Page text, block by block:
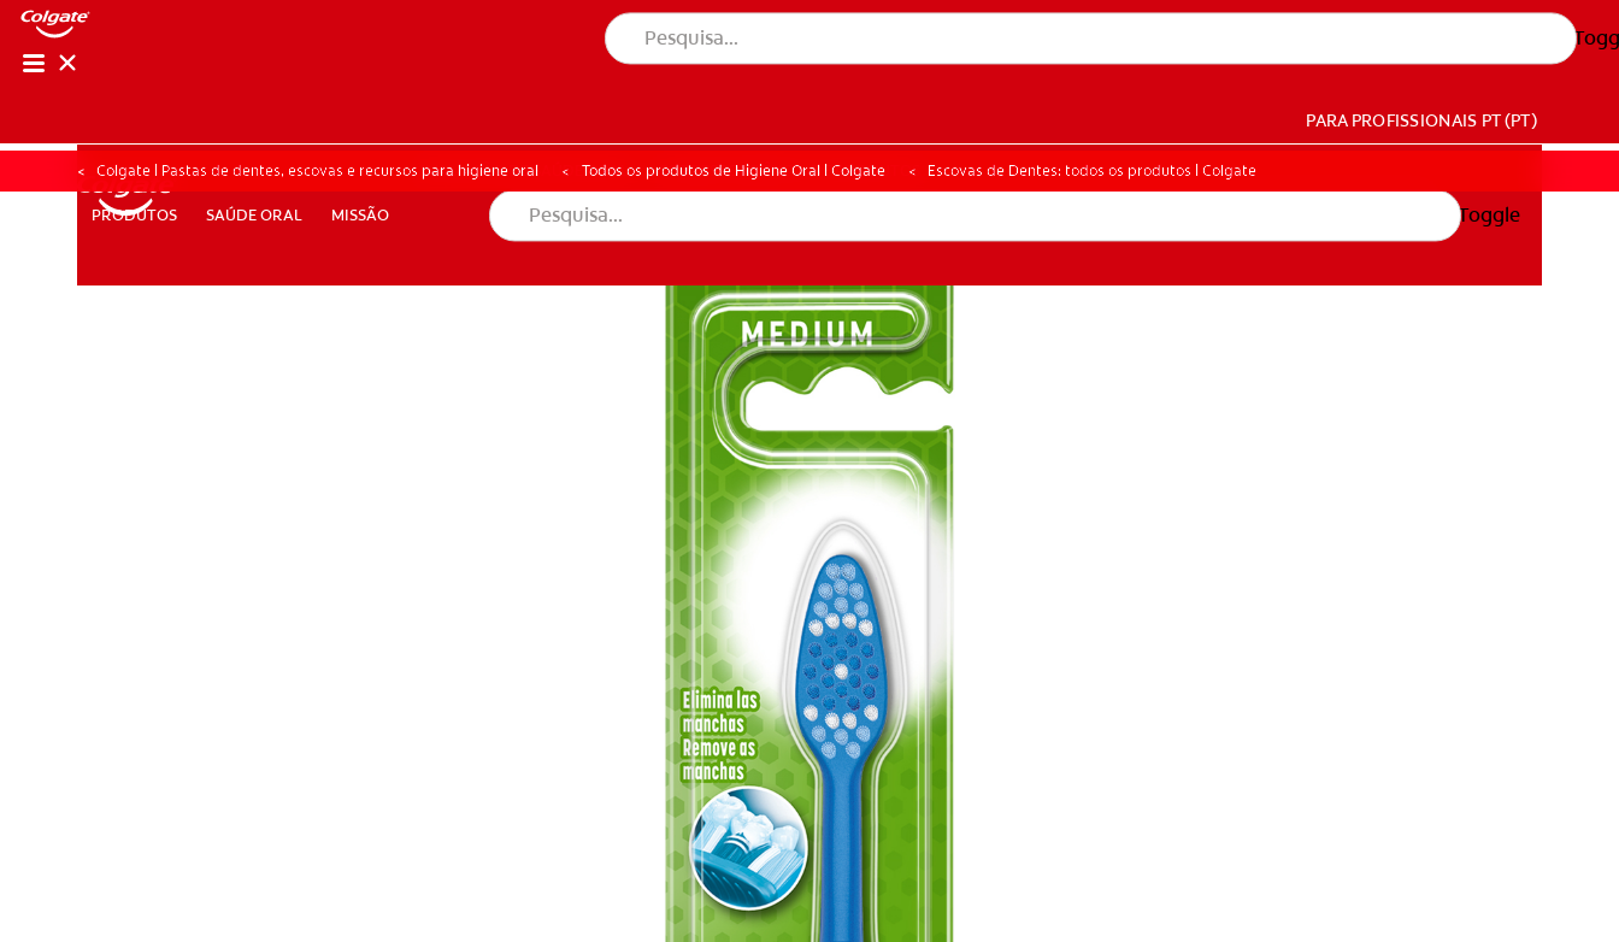
PRODUTOS SAÚDE ORAL MISSÃO
PARA PROFISSIONAIS PT (PT)
PRODUTOS SAÚDE ORAL MISSÃO
AVALIAÇÃO DE SAÚDE ORAL CORRESPONDÊNCIA DE PRODUTOS
Toggle
Colgate | Pastas de dentes, escovas e recursos para higiene oral Todos os produtos de Higiene Oral | Colgate Escovas de Dentes: todos os produtos | Colgate